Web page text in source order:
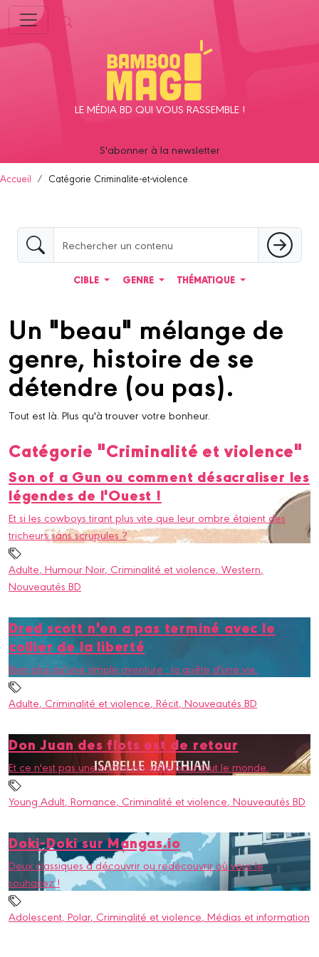
LE MÉDIA BD QUI VOUS RASSEMBLE !
S'abonner à la newsletter
Accueil Catégorie Criminalite-et-violence
CIBLE GENRE THÉMATIQUE
Un "beau" mélange de
genre, histoire de se
détendre (ou pas).
Tout est là. Plus qu'à trouver votre bonheur.
Catégorie "Criminalité et violence"
Son of a Gun ou comment désacraliser les
légendes de l'Ouest !
Et si les cowboys tirant plus vite que leur ombre étaient des
tricheurs sans scrupules ?
Adulte, Humour Noir, Criminalité et violence, Western,
Nouveautés BD
Dred scott n'en a pas terminé avec le
collier de la liberté
Bien plus qu'une simple aventure : la quête d'une vie.
Adulte, Criminalité et violence, Récit, Nouveautés BD
Don Juan des flots est de retour
Et ce n'est pas une bonne nouvelle pour tout le monde.
Young Adult, Romance, Criminalité et violence, Nouveautés BD
Doki-Doki sur Mangas.io
Deux classiques à découvrir ou redécouvrir où vous le
souhaitez !
Adolescent, Polar, Criminalité et violence, Médias et information
Panneau de gestion des cookies